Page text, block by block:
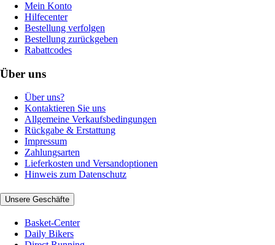
Mein Konto
Hilfecenter
Bestellung verfolgen
Bestellung zurückgeben
Rabattcodes
Über uns
Über uns?
Kontaktieren Sie uns
Allgemeine Verkaufsbedingungen
Rückgabe & Erstattung
Impressum
Zahlungsarten
Lieferkosten und Versandoptionen
Hinweis zum Datenschutz
Unsere Geschäfte
Basket-Center
Daily Bikers